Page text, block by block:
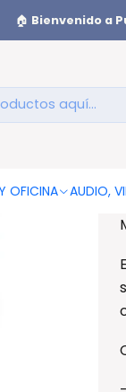
OFICINA AUDIO,
🏠 Bienvenido a
+ Boquilla